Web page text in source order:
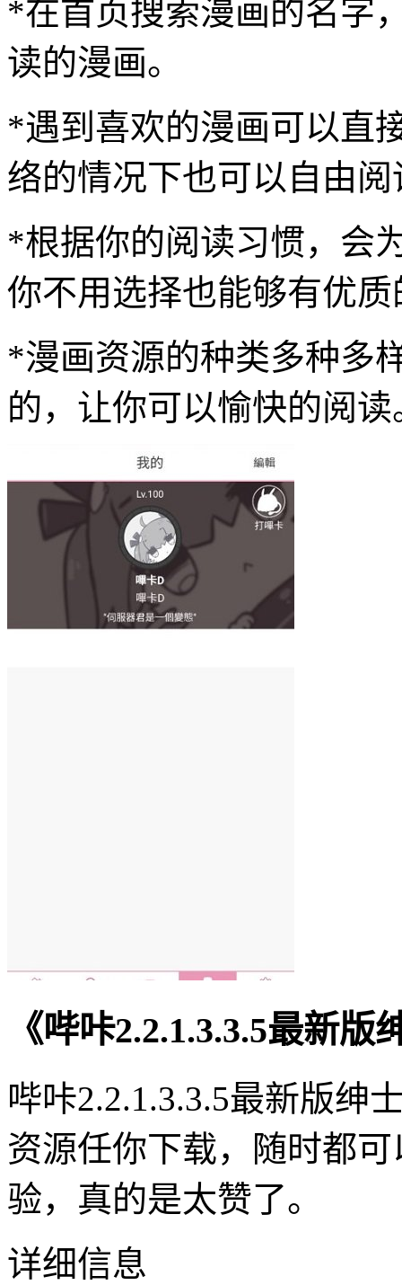
*在首页搜索漫画的名字
读的漫画。
*遇到喜欢的漫画可以直
络的情况下也可以自由阅
*根据你的阅读习惯，会
你不用选择也能够有优
*漫画资源的种类多种多
的，让你可以愉快的阅读
《哔咔2.2.1.3.3.5最新
哔咔2.2.1.3.3.5最新版绅
资源任你下载，随时都
验，真的是太赞了。
详细信息